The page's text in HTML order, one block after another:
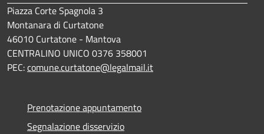
Piazza Corte Spagnola 3
Montanara di Curtatone
46010 Curtatone - Mantova
CENTRALINO UNICO 0376 358001
PEC:comune.curtatone@legalmail.it
Prenotazione appuntamento
Segnalazione disservizio